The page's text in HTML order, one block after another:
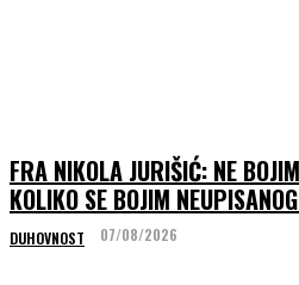
FRA NIKOLA JURIŠIĆ: NE
KOLIKO SE BOJIM
DUHOVNOST 07/08/2026